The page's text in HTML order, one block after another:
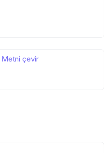
Metni çevir